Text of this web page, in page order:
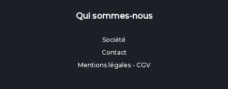
Qui sommes-nous
Société
Contact
Mentions légales- CGV